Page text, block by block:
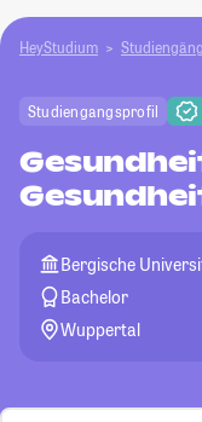
HeyStudium
Studiengangsprofil
Bergische
Bachelor
Wuppertal